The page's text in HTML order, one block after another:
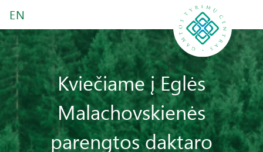
EN
Kviečiame į Eglės
Malachovskienės
parengtos daktaro